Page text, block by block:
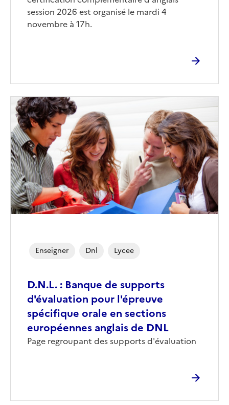
session 2026 est organisé le mardi 4
novembre à 17h.
D.N.L. : Banque de supports
d'évaluation pour l'épreuve
spécifique orale en sections
européennes anglais de DNL
Page regroupant des supports d'évaluation
Enseigner Dnl Lycee